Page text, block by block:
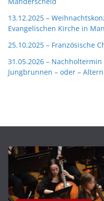
13.12.2025 –
Evangelischen Kirche in
25.10.2025 – Französische
31.05.2026 –
Jungbrunnen – oder –